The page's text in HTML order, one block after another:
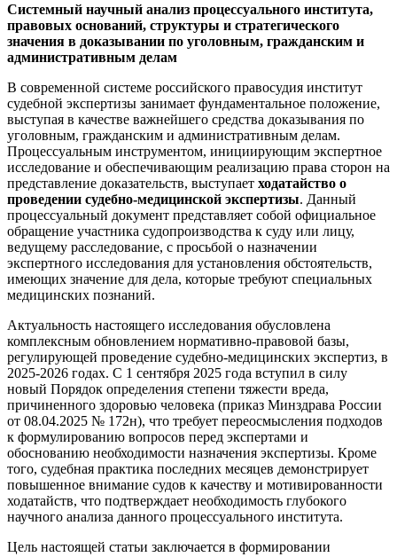
Системный научный анализ процессуального института,
правовых оснований, структуры и стратегического
значения в доказывании по уголовным, гражданским и
административным делам
В современной системе российского правосудия институт
судебной экспертизы занимает фундаментальное положение,
выступая в качестве важнейшего средства доказывания по
уголовным, гражданским и административным делам.
Процессуальным инструментом, инициирующим экспертное
исследование и обеспечивающим реализацию права сторон на
представление доказательств, выступает ходатайство о
проведении судебно-медицинской экспертизы. Данный
процессуальный документ представляет собой официальное
обращение участника судопроизводства к суду или лицу,
ведущему расследование, с просьбой о назначении
экспертного исследования для установления обстоятельств,
имеющих значение для дела, которые требуют специальных
медицинских познаний.
Актуальность настоящего исследования обусловлена
комплексным обновлением нормативно-правовой базы,
регулирующей проведение судебно-медицинских экспертиз, в
2025-2026 годах. С 1 сентября 2025 года вступил в силу
новый Порядок определения степени тяжести вреда,
причиненного здоровью человека (приказ Минздрава России
от 08.04.2025 № 172н), что требует переосмысления подходов
к формулированию вопросов перед экспертами и
обоснованию необходимости назначения экспертизы. Кроме
того, судебная практика последних месяцев демонстрирует
повышенное внимание судов к качеству и мотивированности
ходатайств, что подтверждает необходимость глубокого
научного анализа данного процессуального института.
Цель настоящей статьи заключается в формировании